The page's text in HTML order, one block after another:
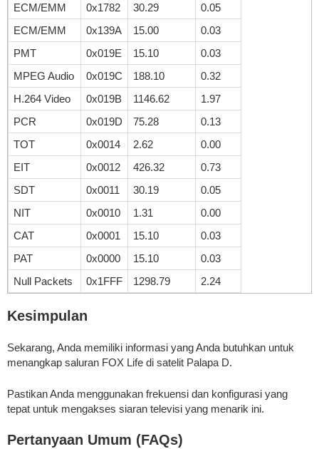
ECM/EMM 0x1782 30.29
0.05
ECM/EMM
0x139A 15.00
0.03
PMT
0x019E 15.10
0.03
MPEG Audio
0x019C 188.10
0.32
H.264 Video
0x019B 1146.62
1.97
PCR
0x019D 75.28
0.13
TOT
0x0014 2.62
0.00
EIT
0x0012 426.32
0.73
SDT
0x0011 30.19
0.05
NIT
0x0010 1.31
0.00
CAT
0x0001 15.10
0.03
PAT
0x0000 15.10
0.03
Null Packets
0x1FFF 1298.79 2.24
Kesimpulan
Sekarang, Anda memiliki informasi yang Anda butuhkan untuk
menangkap saluran FOX Life di satelit Palapa D.
Pastikan Anda menggunakan frekuensi dan konfigurasi yang
tepat untuk mengakses siaran televisi yang menarik ini.
Pertanyaan Umum (FAQs)